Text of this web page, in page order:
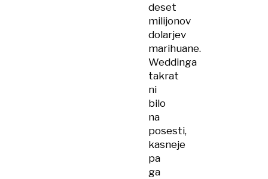
deset
milijonov
dolarjev
marihuane.
Weddinga
takrat
ni
bilo
na
posesti,
kasneje
pa
ga